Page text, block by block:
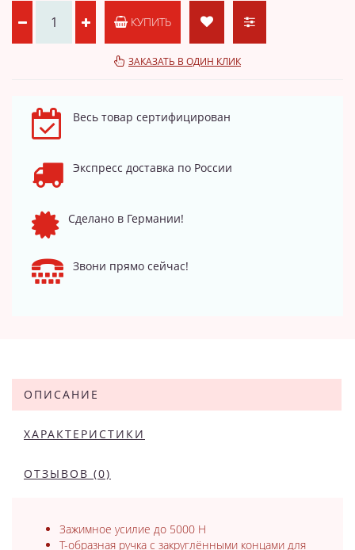
КУПИТЬ
ЗАКАЗАТЬ В ОДИН КЛИК
Весь товар сертифицирован
Экспресс доставка по России
Сделано в Германии!
Звони прямо сейчас!
ОПИСАНИЕ
ХАРАКТЕРИСТИКИ
ОТЗЫВОВ (0)
Зажимное усилие до 5000 Н
Т-образная ручка с закруглёнными концами для